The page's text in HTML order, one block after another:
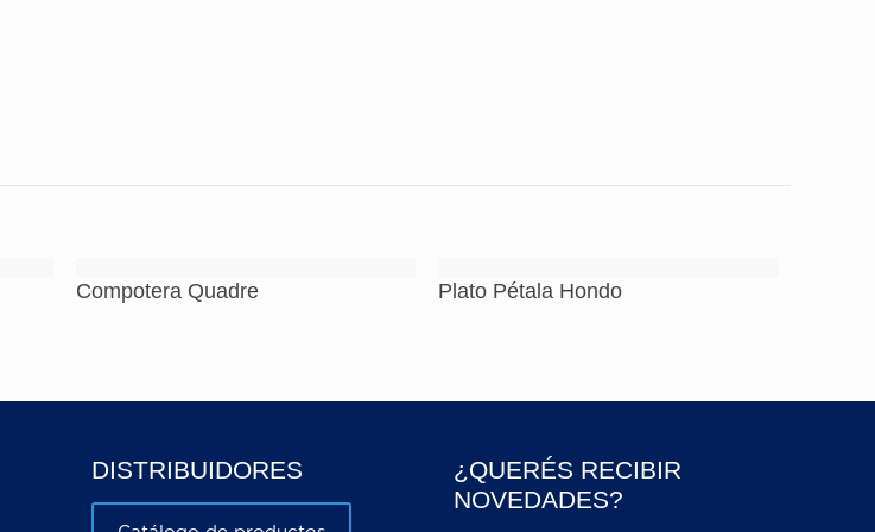
Compotera Quadre Plato Pétala Hondo
DISTRIBUIDORES
¿QUERÉS RECIBIR
NOVEDADES?